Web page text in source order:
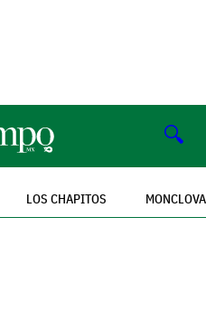
🔍
LOS CHAPITOS MONCLOVA